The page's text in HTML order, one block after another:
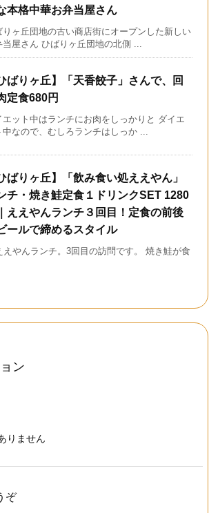
本格中華お弁当屋さん
りヶ丘団地の古い商店街にオープンした新しい
当屋さん ひばりヶ丘団地の北側 ...
ばりヶ丘】「天香餃子」さんで、回
定食680円
エット中はランチにお肉をしっかりと ダイエ
中なので、むしろランチはしっか ...
ばりヶ丘】「飲み食い処ええやん」
チ・焼き鮭定食１ドリンクSET 1280
ええやんランチ３回目！定食の前後
ールで締めるスタイル
えやんランチ。3回目の訪問です。 焼き鮭が食
ン
りません
ぞ